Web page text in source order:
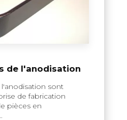
de l'anodisation
l'anodisation sont
de fabrication
pièces en